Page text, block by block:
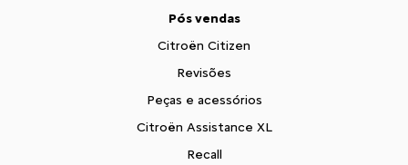
Pós vendas
Citroën Citizen
Revisões
Peças e acessórios
Citroën Assistance XL
Recall